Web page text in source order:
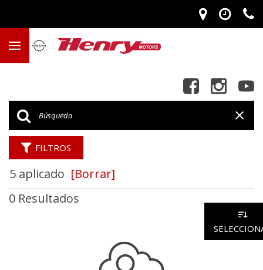
FILTROS
5 aplicado [Borrar]
0 Resultados